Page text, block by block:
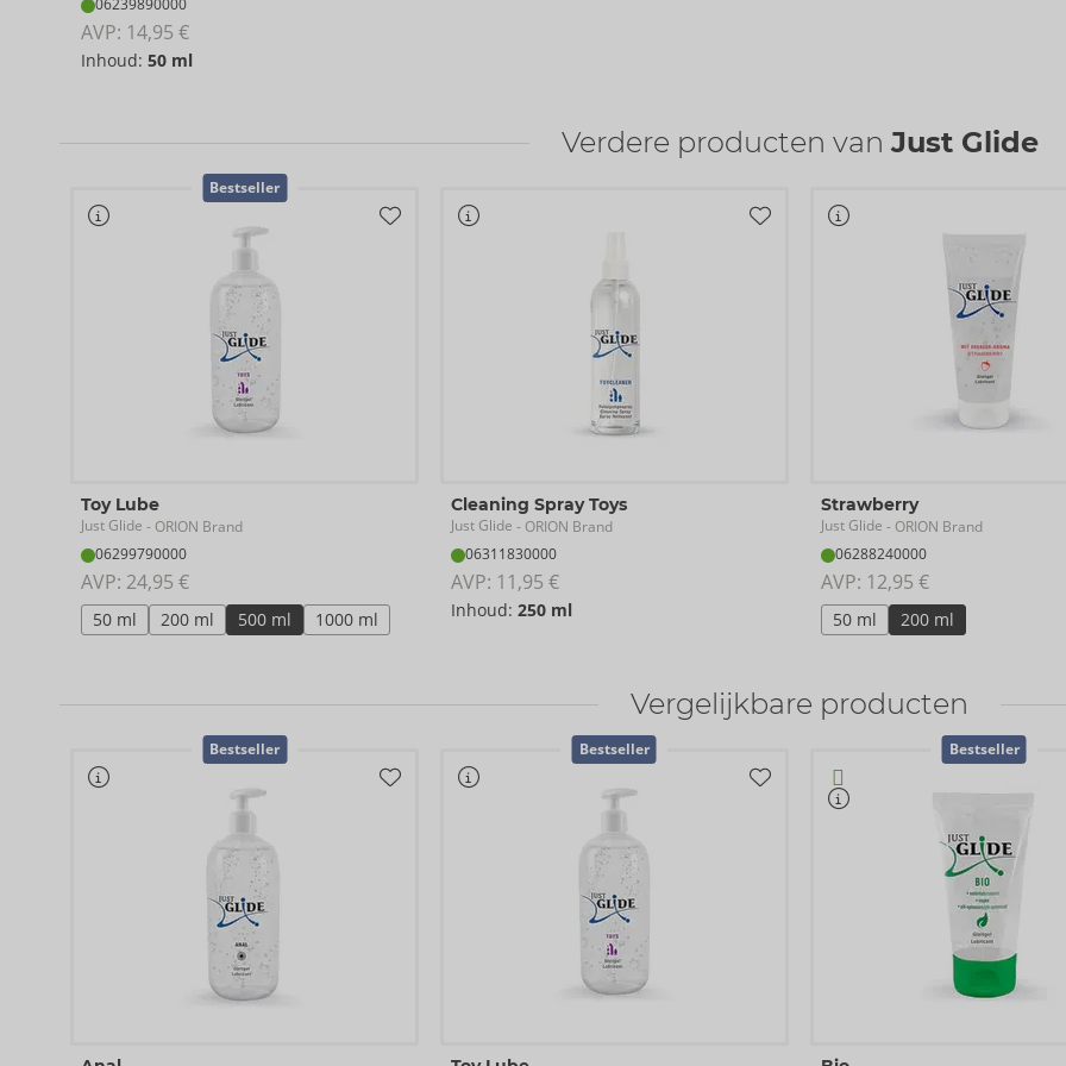
06239890000
AVP: 14,95 €
Inhoud: 50 ml
Verdere producten vanJust Glide
Bestseller
Toy Lube
Just Glide - ORION Brand
06299790000
AVP: 24,95 €
50 ml 200 ml 500 ml 1000 ml
Cleaning Spray Toys
Just Glide - ORION Brand
06311830000
AVP: 11,95 €
Inhoud: 250 ml
Strawberry
Just Glide - ORION Brand
06288240000
AVP: 12,95 €
50 ml 200 ml
Vergelijkbare producten
Bestseller Bestseller Bestseller